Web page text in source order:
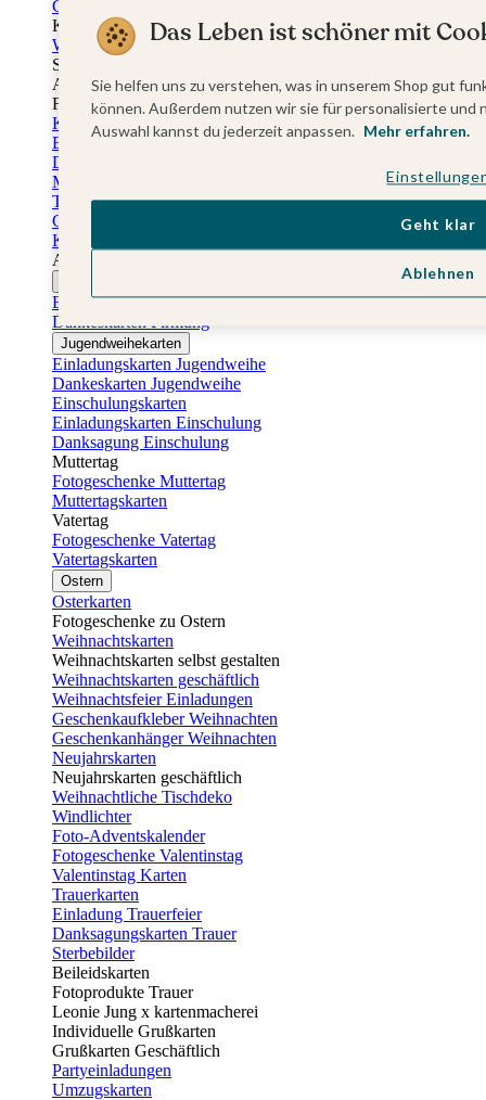
Gästebuch Taufe
Kartenbox Taufe
Willkommensschilder Taufe
Sticker Taufe
Absenderaufkleber Taufe
Fotobuch Taufe
Konfirmationskarten
Einladungskarten Konfirmation
Danksagung Konfirmation
Menükarten Konfirmation
Tischkarten Konfirmation
Gästebuch Konfirmation
Kerzen Konfirmation
Aufkleber zum Anlass Ihres Kindes
Einladungskarten Firmung
Dankeskarten Firmung
Jugendweihekarten
Einladungskarten Jugendweihe
Dankeskarten Jugendweihe
Einschulungskarten
Einladungskarten Einschulung
Danksagung Einschulung
Muttertag
Fotogeschenke Muttertag
Muttertagskarten
Vatertag
Fotogeschenke Vatertag
Vatertagskarten
Ostern
Osterkarten
Fotogeschenke zu Ostern
Weihnachtskarten
Weihnachtskarten selbst gestalten
Weihnachtskarten geschäftlich
Weihnachtsfeier Einladungen
Geschenkaufkleber Weihnachten
Geschenkanhänger Weihnachten
Neujahrskarten
Neujahrskarten geschäftlich
Weihnachtliche Tischdeko
Windlichter
Foto-Adventskalender
Fotogeschenke Valentinstag
Valentinstag Karten
Trauerkarten
Einladung Trauerfeier
Danksagungskarten Trauer
Sterbebilder
Beileidskarten
Fotoprodukte Trauer
Leonie Jung x kartenmacherei
Individuelle Grußkarten
Grußkarten Geschäftlich
Partyeinladungen
Umzugskarten
Das Leben ist schöner mit
Sie helfen uns zu verstehen, was in unserem Shop gut
können. Außerdem nutzen wir sie für personalisierte
Auswahl kannst du jederzeit anpassen. Mehr erfahren.
Ablehnen
Geht klar